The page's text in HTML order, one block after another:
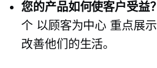
您的产品如何使客户受益？
个 以顾客为中心 重点展
改善他们的生活。